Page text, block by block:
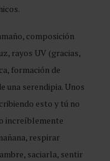
composición
rayos UV (gracias,
formación de
una serendipia. Unos
esto y tú no
increíblemente
respirar
saciarla, sentir